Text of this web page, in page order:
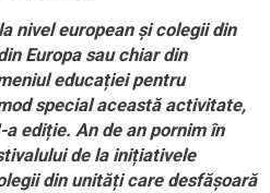
nivel european și colegii din
Europa sau chiar din
educației pentru
special această activitate,
ediție. An de an pornim în
de la inițiativele
din unități care desfășoară